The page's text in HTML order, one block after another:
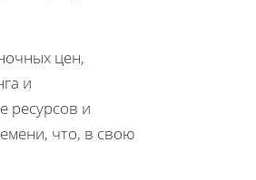
цен,
и
ресурсов и
что, в свою